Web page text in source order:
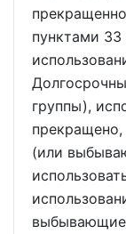
пунктами 33
группы),
(или
выбывающие